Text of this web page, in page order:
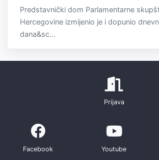
Predstavnički dom Parlamentarne
Hercegovine izmijenio je i dopunio
dana&sc...
Prijava
Facebook Youtube